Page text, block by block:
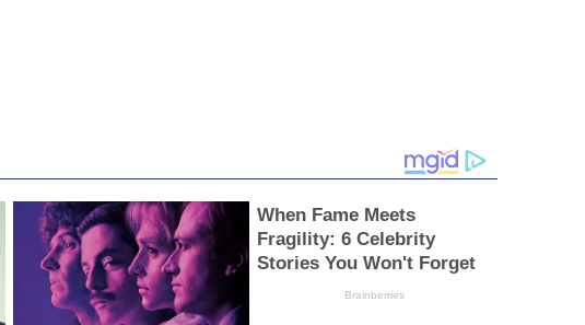
When Fame Meets
Fragility: 6 Celebrity
Stories You Won't Forget
Brainberries